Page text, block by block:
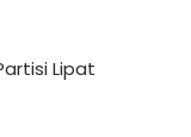
Lipat